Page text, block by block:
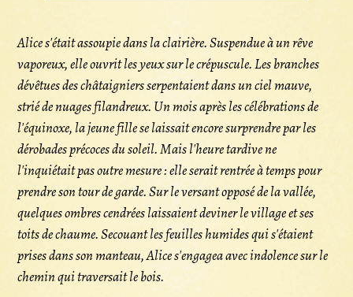
Alice s'était assoupie dans la clairière. Suspendue à un rêve
vaporeux, elle ouvrit les yeux sur le crépuscule. Les branches
dévêtues des châtaigniers serpentaient dans un ciel mauve,
strié de nuages filandreux. Un mois après les célébrations de
l'équinoxe, la jeune fille se laissait encore surprendre par les
dérobades précoces du soleil. Mais l'heure tardive ne
l'inquiétait pas outre mesure : elle serait rentrée à temps pour
prendre son tour de garde. Sur le versant opposé de la vallée,
quelques ombres cendrées laissaient deviner le village et ses
toits de chaume. Secouant les feuilles humides qui s'étaient
prises dans son manteau, Alice s'engagea avec indolence sur le
chemin qui traversait le bois.